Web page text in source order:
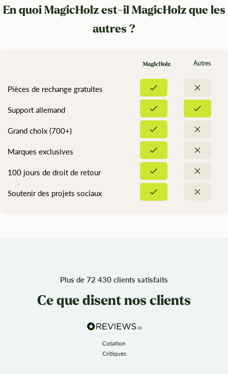
En quoi MagicHolz est-il MagicHolz que les
autres ?
Autres
Pièces de rechange gratuites
Support allemand
Grand choix (700+)
Marques exclusives
100 jours de droit de retour
Soutenir des projets sociaux
Plus de 72 430 clients satisfaits
Ce que disent nos clients
Cotation
Critiques